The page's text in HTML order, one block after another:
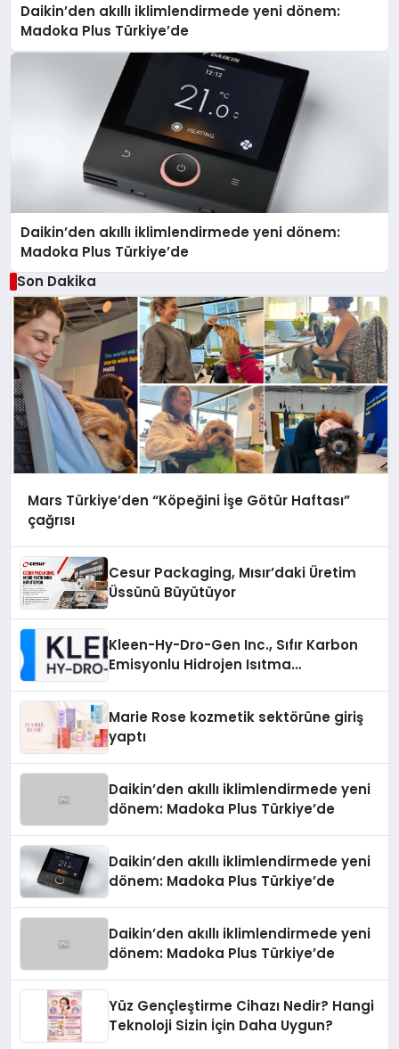
Daikin’den akıllı iklimlendirmede yeni dönem:
Madoka Plus Türkiye’de
Daikin’den akıllı iklimlendirmede yeni dönem:
Madoka Plus Türkiye’de
Son Dakika
Mars Türkiye’den “Köpeğini İşe Götür Haftası”
çağrısı
Cesur Packaging, Mısır’daki Üretim
Üssünü Büyütüyor
Kleen-Hy-Dro-Gen Inc., Sıfır Karbon
Emisyonlu Hidrojen Isıtma
Marie Rose kozmetik sektörüne giriş
yaptı
Daikin’den akıllı iklimlendirmede yeni
dönem: Madoka Plus Türkiye’de
Daikin’den akıllı iklimlendirmede yeni
dönem: Madoka Plus Türkiye’de
Daikin’den akıllı iklimlendirmede yeni
dönem: Madoka Plus Türkiye’de
Yüz Gençleştirme Cihazı Nedir? Hangi
Teknoloji Sizin İçin Daha Uygun?